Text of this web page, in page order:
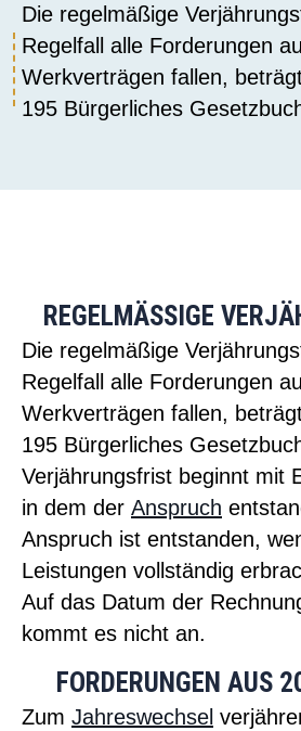
Die regelmäßige
Regelfall alle Forderungen
Werkverträgen fallen,
195 Bürgerliches
REGELMÄSSIGE
Die regelmäßige
Regelfall alle Forderungen
Werkverträgen fallen,
195 Bürgerliches
Verjährungsfrist beginnt mit
in dem der Anspruch
Anspruch ist entstanden,
Leistungen vollständig
Auf das Datum der
kommt es nicht an.
FORDERUNGEN AUS
Zum Jahreswechsel